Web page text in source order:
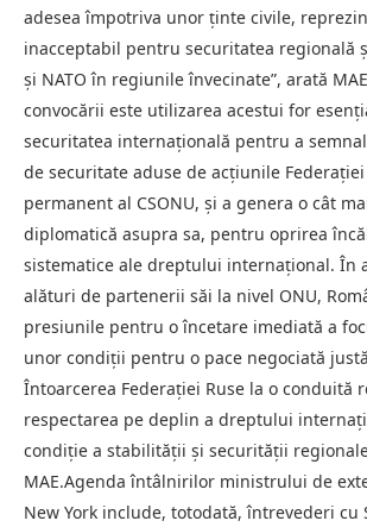
adesea împotriva unor ținte civile,
inacceptabil pentru securitatea regională
și NATO în regiunile învecinate”, arată
convocării este utilizarea acestui for
securitatea internațională pentru a
de securitate aduse de acțiunile
permanent al CSONU, și a genera o cât
diplomatică asupra sa, pentru oprirea
sistematice ale dreptului internațional. În
alături de partenerii săi la nivel ONU,
presiunile pentru o încetare imediată a
unor condiții pentru o pace negociată
Întoarcerea Federației Ruse la o conduită
respectarea pe deplin a dreptului
condiție a stabilității și securității
MAE.Agenda întâlnirilor ministrului de
New York include, totodată, întrevederi cu